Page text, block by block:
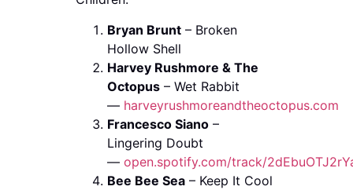
Bryan Brunt – Broken
Hollow Shell
Harvey Rushmore & The
Octopus – Wet Rabbit
— harveyrushmoreandtheoctopus.com
Francesco Siano –
Lingering Doubt
— open.spotify.com/track/
Bee Bee Sea – Keep It Cool